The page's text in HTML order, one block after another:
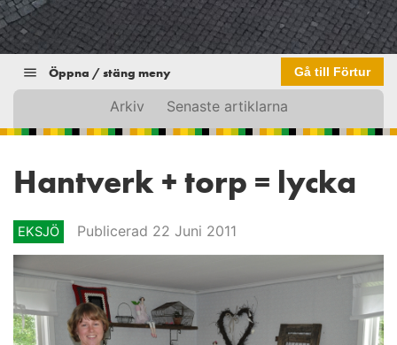
Öppna / stäng meny Gå till Förtur
Arkiv Senaste artiklarna
Hantverk + torp = lycka
EKSJÖ Publicerad 22 Juni 2011